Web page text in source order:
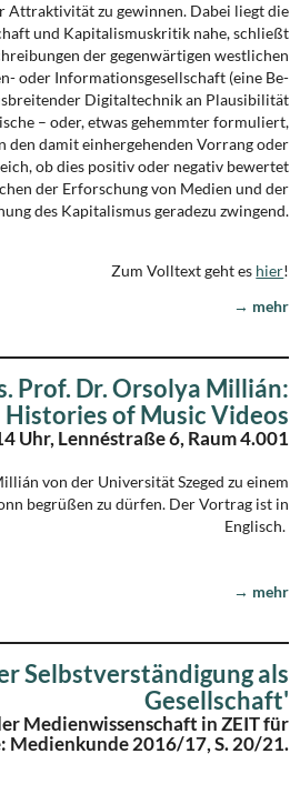
Attraktivität zu gewinnen. Dabei liegt die
und Kapitalismuskritik nahe, schließt
der gegenwärtigen westlichen
oder Informationsgesellschaft (eine Be­
Digitaltechnik an Plau­sibilität
– oder, etwas gehemmter for­muliert,
damit einhergehenden Vorrang oder
ob dies positiv oder negativ bewertet
der Erfor­schung von Medien und der
des Kapitalismus geradezu zwingend.
Zum Volltext geht es hier!
→ mehr
Prof. Dr. Orsolya Millián:
Histories of Music Videos
Uhr, Lennéstraße 6, Raum 4.001
von der Universität Szeged zu einem
begrüßen zu dürfen. Der Vortrag ist in
Englisch.
→ mehr
Selbstverständigung als
Gesellschaft'
Medienwissenschaft in ZEIT für
Medienkunde 2016/17, S. 20/21.